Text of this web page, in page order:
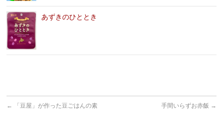
あずきのひととき
← 「豆屋」が作った豆ごはんの素 手間いらずお赤飯 →